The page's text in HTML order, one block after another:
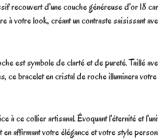
recouvert d'une couche généreuse d'or 18
à votre look, créant un contraste saisissant
est symbole de clarté et de pureté. Taillé
ce bracelet en cristal de roche illuminera
ce collier artisanal. Évoquant l'éternité et
affirmant votre élégance et votre style